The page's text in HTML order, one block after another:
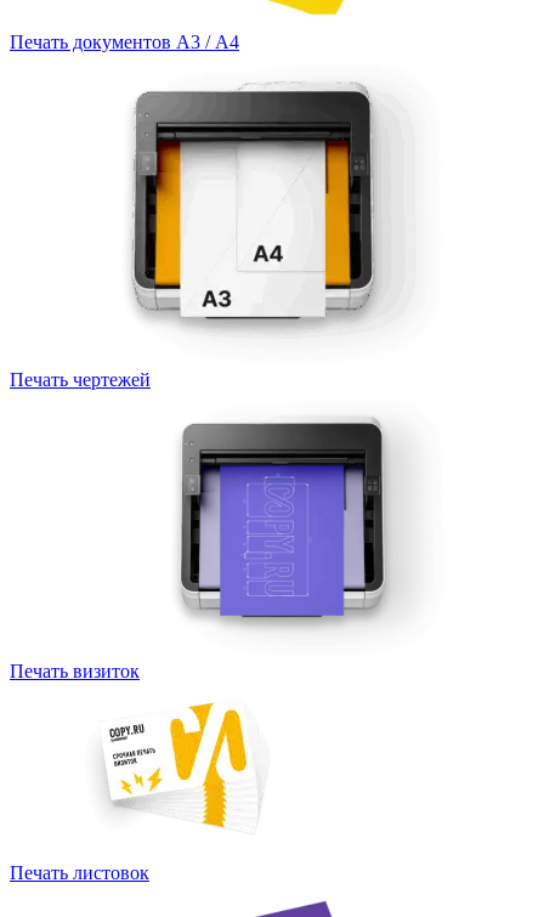
Печать документов А3 / А4
Печать чертежей
Печать визиток
Печать листовок